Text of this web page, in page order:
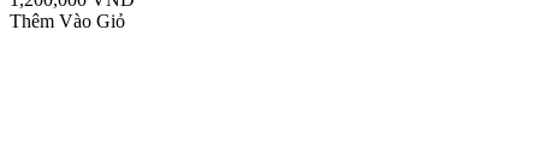
Thêm Vào Giỏ